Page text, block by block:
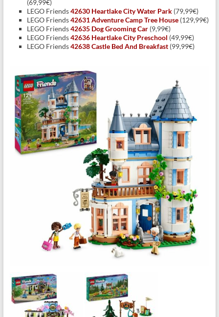
(69,99€)
LEGO Friends42630 Heartlake City Water Park(79,99€)
LEGO Friends42631 Adventure Camp Tree House(129,99€)
LEGO Friends42635 Dog Grooming Car(9,99€)
LEGO Friends42636 Heartlake City Preschool (49,99€)
LEGO Friends42638 Castle Bed And Breakfast(99,99€)